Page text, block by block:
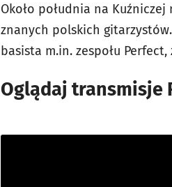
Około południa na
znanych polskich
basista m.in. zespołu
Oglądaj transmisje